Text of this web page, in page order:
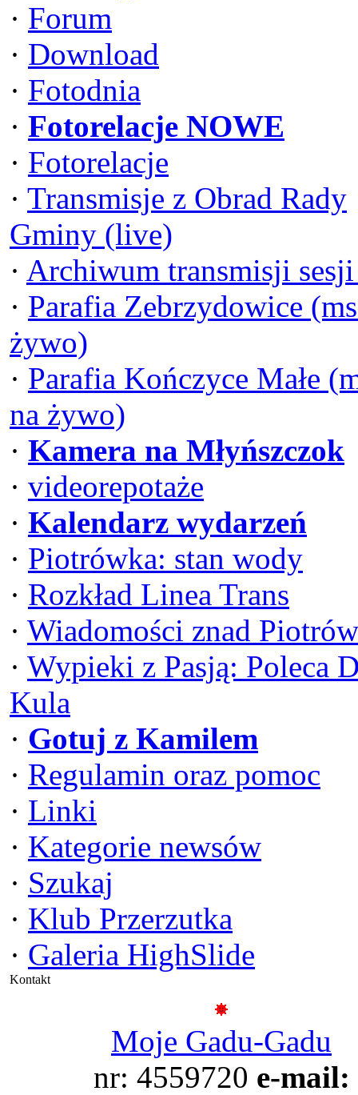
· Forum
· Download
· Fotodnia
· Fotorelacje NOWE
· Fotorelacje
· Transmisje z Obrad Rady
Gminy (live)
· Archiwum transmisji
· Parafia Zebrzydowice
żywo)
· Parafia Kończyce Małe
na żywo)
· Kamera na Młyńszczok
· videorepotaże
· Kalendarz wydarzeń
· Piotrówka: stan wody
· Rozkład Linea Trans
· Wiadomości znad
· Wypieki z Pasją: Poleca
Kula
· Gotuj z Kamilem
· Regulamin oraz pomoc
· Linki
· Kategorie newsów
· Szukaj
· Klub Przerzutka
· Galeria HighSlide
Kontakt
Moje Gadu-Gadu
nr: 4559720 e-mail: